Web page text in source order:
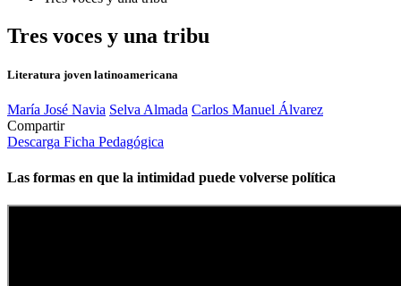
Tres voces y una tribu
Literatura joven latinoamericana
María José Navia Selva Almada Carlos Manuel Álvarez
Compartir
Descarga Ficha Pedagógica
Las formas en que la intimidad puede volverse política